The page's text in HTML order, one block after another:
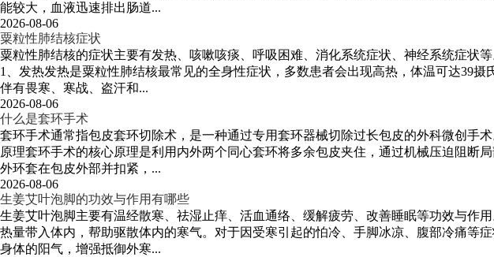
能较大，血液迅速排出肠道...
2026-08-06
粟粒性肺结核症状
粟粒性肺结核的症状主要有发热、咳嗽咳痰、呼吸困难、消化系统症状、神经系统症状
1、发热发热是粟粒性肺结核最常见的全身性症状，多数患者会出现高热，体温可达39
伴有畏寒、寒战、盗汗和...
2026-08-06
什么是套环手术
套环手术通常指包皮套环切除术，是一种通过专用套环器械切除过长包皮的外科微创手
原理套环手术的核心原理是利用内外两个同心套环将多余包皮夹住，通过机械压迫阻
外环套在包皮外部并扣紧，...
2026-08-06
生姜艾叶泡脚的功效与作用有哪些
生姜艾叶泡脚主要有温经散寒、祛湿止痒、活血通络、缓解疲劳、改善睡眠等功效与作
热量带入体内，帮助驱散体内的寒气。对于因受寒引起的怕冷、手脚冰凉、腹部冷痛等
身体的阳气，增强抵御外寒...